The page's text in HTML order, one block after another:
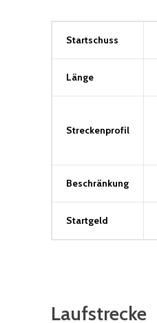
Startschuss
Länge
Streckenprofil
Beschränkung
Startgeld
Laufstrecke